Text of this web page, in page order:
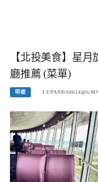
【北投美食】星
廳推薦 (菜單)
明德